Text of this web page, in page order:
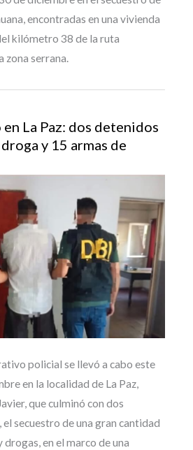
encontradas en una vivienda
kilómetro 38 de la ruta
zona serrana.
La Paz: dos detenidos
y 15 armas de
policial se llevó a cabo este
en la localidad de La Paz,
que culminó con dos
secuestro de una gran cantidad
en el marco de una